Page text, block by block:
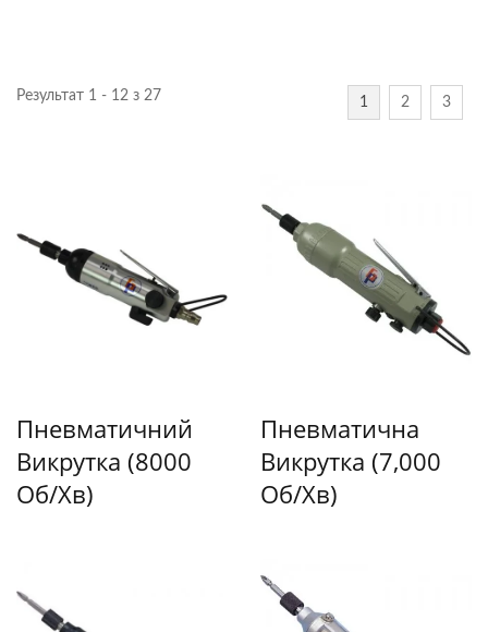
Результат 1 - 12 з 27 1 2 3
Пневматичний
Викрутка (8000
Об/хв)
Пневматична
Викрутка (7,000
Об/хв)